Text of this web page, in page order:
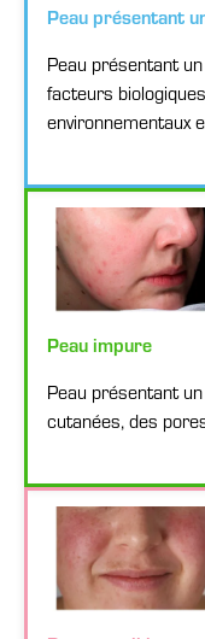
Peau présentant
Peau présentant
facteurs
environnementaux
Peau impure
Peau présentant
cutanées, des